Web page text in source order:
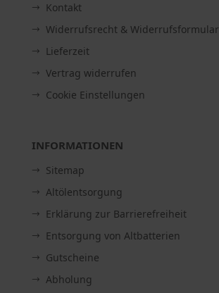
Kontakt
Widerrufsrecht & Widerrufsformular
Lieferzeit
Vertrag widerrufen
Cookie Einstellungen
INFORMATIONEN
Sitemap
Altölentsorgung
Erklärung zur Barrierefreiheit
Entsorgung von Altbatterien
Gutscheine
Abholung